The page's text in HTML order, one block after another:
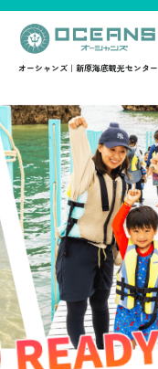
オーシャンズ｜新原海底観光センター